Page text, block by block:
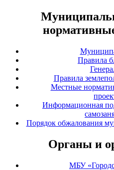
Правила
Правила
Местные
Информационная
Порядок обжалования
Органы и
МБУ